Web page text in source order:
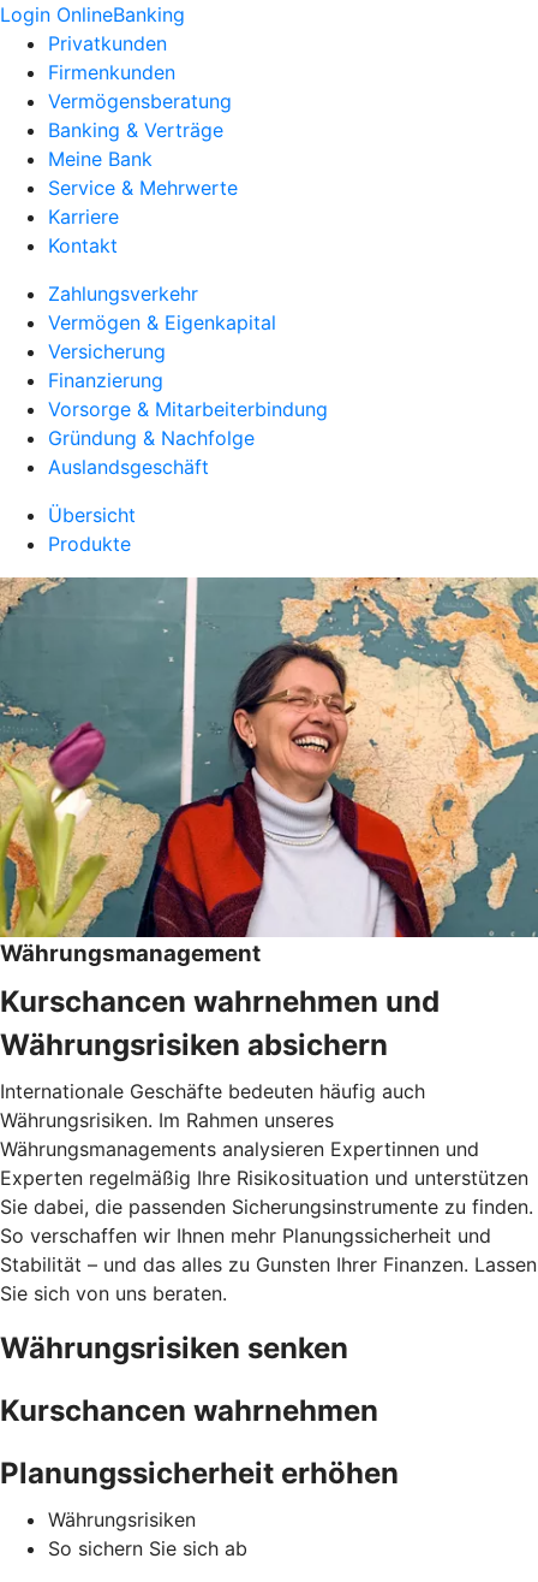
Login OnlineBanking
Privatkunden
Firmenkunden
Vermögensberatung
Banking & Verträge
Meine Bank
Service & Mehrwerte
Karriere
Kontakt
Zahlungsverkehr
Vermögen & Eigenkapital
Versicherung
Finanzierung
Vorsorge & Mitarbeiterbindung
Gründung & Nachfolge
Auslandsgeschäft
Übersicht
Produkte
Währungsmanagement
Kurschancen wahrnehmen und
Währungsrisiken absichern
Internationale Geschäfte bedeuten häufig auch
Währungsrisiken. Im Rahmen unseres
Währungsmanagements analysieren Expertinnen und
Experten regelmäßig Ihre Risikosituation und unterstützen
Sie dabei, die passenden Sicherungsinstrumente zu finden.
So verschaffen wir Ihnen mehr Planungssicherheit und
Stabilität – und das alles zu Gunsten Ihrer Finanzen. Lassen
Sie sich von uns beraten.
Währungsrisiken senken
Kurschancen wahrnehmen
Planungssicherheit erhöhen
Währungsrisiken
So sichern Sie sich ab